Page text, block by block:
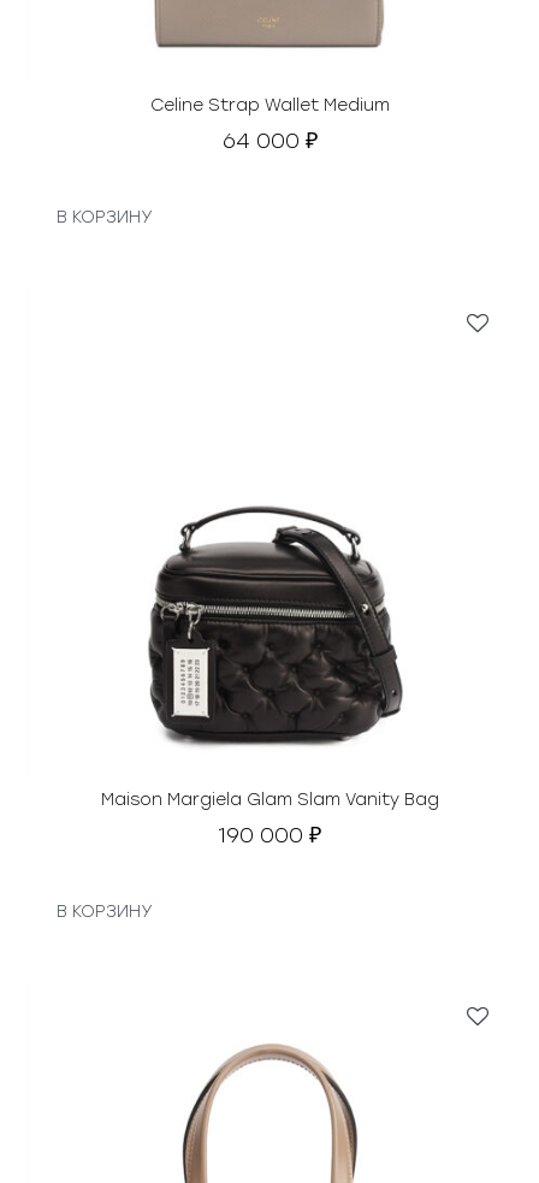
Celine Strap Wallet Medium
64 000 ₽
В КОРЗИНУ
Maison Margiela Glam Slam Vanity Bag
190 000 ₽
В КОРЗИНУ